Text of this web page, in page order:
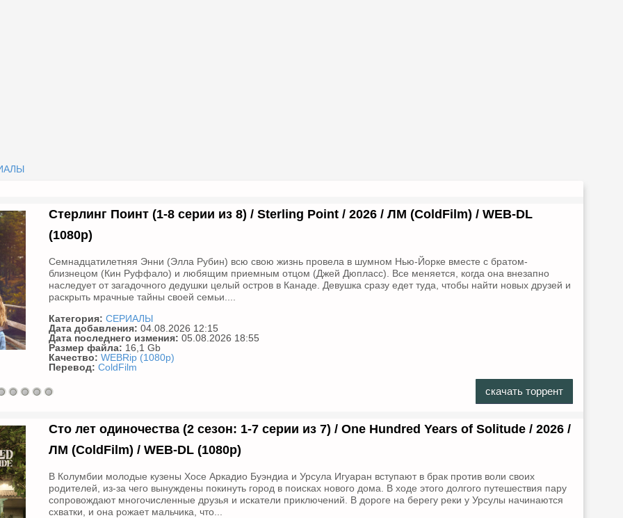
Стерлинг Поинт (1-8 серии из 8) / Sterling Point / 2026 / ЛМ (ColdFilm) / WEB-DL
(1080р)
Семнадцатилетняя Энни (Элла Рубин) всю свою жизнь провела в шумном Нью-Йорке вместе с братом-
близнецом (Кин Руффало) и любящим приемным отцом (Джей Дюпласс). Все меняется, когда она внезапно
наследует от загадочного дедушки целый остров в Канаде. Девушка сразу едет туда, чтобы найти новых друзей и
раскрыть мрачные тайны своей семьи....
Категория: СЕРИАЛЫ
Дата добавления: 04.08.2026 12:15
Дата последнего измения: 05.08.2026 18:55
Размер файла: 16,1 Gb
Качество: WEBRip (1080p)
Перевод: ColdFilm
скачать торрент
Сто лет одиночества (2 сезон: 1-7 серии из 7) / One Hundred Years of Solitude / 2026 /
ЛМ (ColdFilm) / WEB-DL (1080р)
В Колумбии молодые кузены Хосе Аркадио Буэндиа и Урсула Игуаран вступают в брак против воли своих
родителей, из-за чего вынуждены покинуть город в поисках нового дома. В ходе этого долгого путешествия пару
сопровождают многочисленные друзья и искатели приключений. В дороге на берегу реки у Урсулы начинаются
схватки, и она рожает мальчика, что...